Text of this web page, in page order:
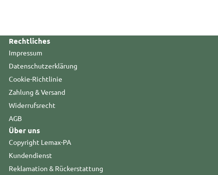
Rechtliches
Impressum
Datenschutzerklärung
Cookie-Richtlinie
Zahlung & Versand
Widerrufsrecht
AGB
Über uns
Copyright Lemax-PA
Kundendienst
Reklamation & Rückerstattung